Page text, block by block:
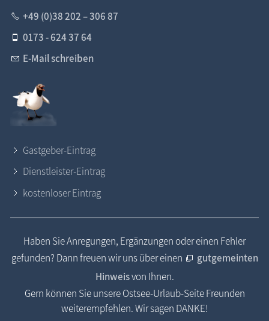
+49 (0)38 202 – 306 87
0173 - 624 37 64
E-Mail schreiben
Gastgeber-Eintrag
Dienstleister-Eintrag
kostenloser Eintrag
Haben Sie Anregungen, Ergänzungen oder einen Fehler
gefunden? Dann freuen wir uns über einen
gutgemeinten
Hinweisvon Ihnen.
Gern können Sie unsere Ostsee-Urlaub-Seite Freunden
weiterempfehlen. Wir sagen DANKE!